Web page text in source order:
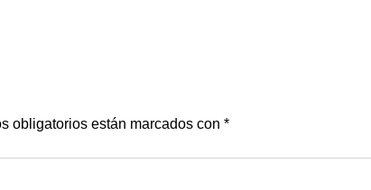
obligatorios están marcados con *